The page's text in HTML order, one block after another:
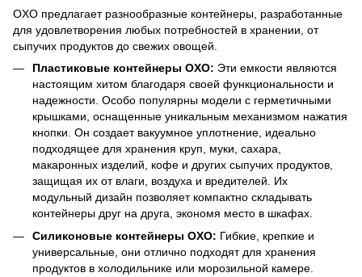
OXO предлагает разнообразные контейнеры, разработанные
для удовлетворения любых потребностей в хранении, от
сыпучих продуктов до свежих овощей.
Пластиковые контейнеры OXO: Эти емкости являются
настоящим хитом благодаря своей функциональности и
надежности. Особо популярны модели с герметичными
крышками, оснащенные уникальным механизмом нажатия
кнопки. Он создает вакуумное уплотнение, идеально
подходящее для хранения круп, муки, сахара,
макаронных изделий, кофе и других сыпучих продуктов,
защищая их от влаги, воздуха и вредителей. Их
модульный дизайн позволяет компактно складывать
контейнеры друг на друга, экономя место в шкафах.
Силиконовые контейнеры OXO: Гибкие, крепкие и
универсальные, они отлично подходят для хранения
продуктов в холодильнике или морозильной камере.